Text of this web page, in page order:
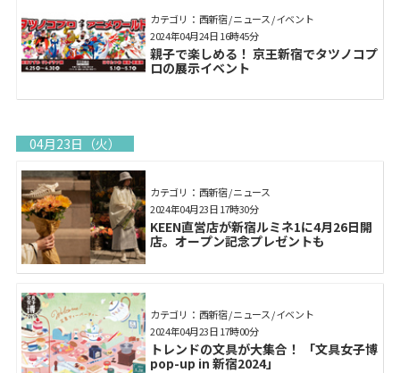
カテゴリ： 西新宿 / ニュース / イベント
親子で楽しめる！ 京王新宿でタツノコプ
ロの展示イベント
2024年04月24日 16時45分
04月23日（火）
カテゴリ： 西新宿 / ニュース
KEEN直営店が新宿ルミネ1に4月26日開
店。オープン記念プレゼントも
2024年04月23日 17時30分
カテゴリ： 西新宿 / ニュース / イベント
トレンドの文具が大集合！ 「文具女子博
pop-up in 新宿2024」
2024年04月23日 17時00分